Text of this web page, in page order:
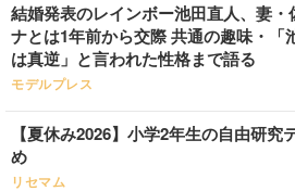
結婚発表のレインボー池田直人、妻・
ナとは1年前から交際 共通の趣味・「
は真逆」と言われた性格まで語る
モデルプレス
【夏休み2026】小学2年生の自由研究
め
リセマム